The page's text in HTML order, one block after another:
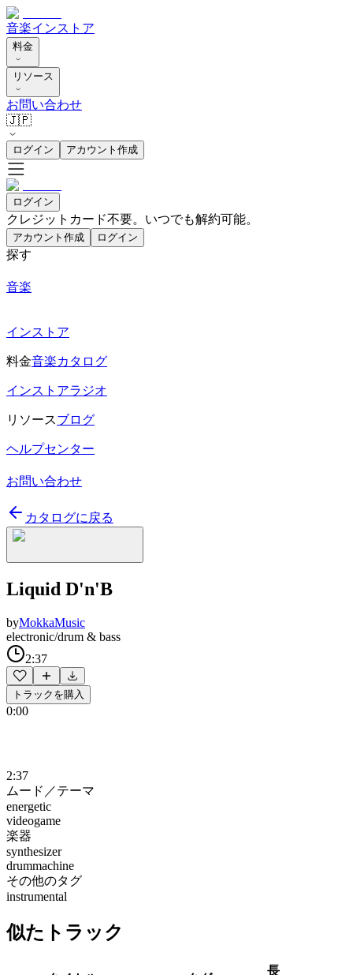
音楽インストア
料金
リソース
お問い合わせ
🇯🇵
ログイン アカウント作成
ログイン
クレジットカード不要。いつでも解約可能。
アカウント作成 ログイン
探す
音楽
インストア
料金音楽カタログ
インストアラジオ
リソースブログ
ヘルプセンター
お問い合わせ
カタログに戻る
Liquid D'n'B
byMokkaMusic
electronic/drum & bass
2:37
トラックを購入
0:00
2:37
ムード／テーマ
energetic
videogame
楽器
synthesizer
drummachine
その他のタグ
instrumental
似たトラック
長